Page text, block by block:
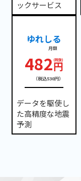
ックサービス
ゆれしる
月額
482円
（税込530円）
データを駆使し
た高精度な地震
予測